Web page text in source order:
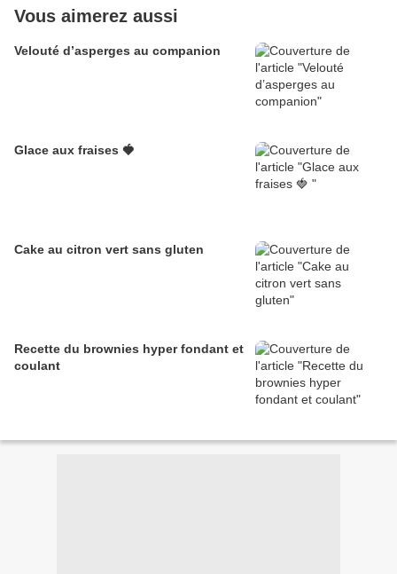
Vous aimerez aussi
Velouté d’asperges au companion
Glace aux fraises 🍓
Cake au citron vert sans gluten
Recette du brownies hyper fondant et
coulant